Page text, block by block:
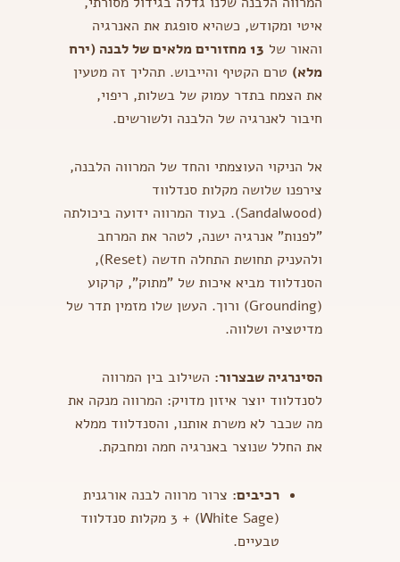
איטי ומקודש, כשהיא סופגת את האנרגיה
והאור של
13 מחזורים מלאים של לבנה (ירח
מלא)טרם הקטיף והייבוש. תהליך זה מטעין
את הצמח בתדר עמוק של בשלות, ריפוי,
חיבור לאנרגיה של הלבנה ולשורשים.
אל הניקוי העוצמתי והחד של המרווה הלבנה,
צירפנו שלושה מקלות סנדלווד
(Sandalwood). בעוד המרווה ידועה ביכולתה
"לפנות" אנרגיה ישנה, לטהר את המרחב
ולהעניק תחושת התחלה חדשה (Reset),
הסנדלווד מביא איכות של "מתוק", קרקוע
(Grounding) ורוך. העשן שלו מזמין תדר של
מדיטציה ושלווה.
הסינרגיה שבצרור:השילוב בין המרווה
לסנדלווד יוצר איזון מדויק: המרווה מנקה את
מה שכבר לא משרת אותנו, והסנדלווד ממלא
את החלל שנוצר באנרגיה חמה ומחבקת.
רכיבים:צרור מרווה לבנה אורגנית
(White Sage) + 3 מקלות סנדלווד
טבעיים.